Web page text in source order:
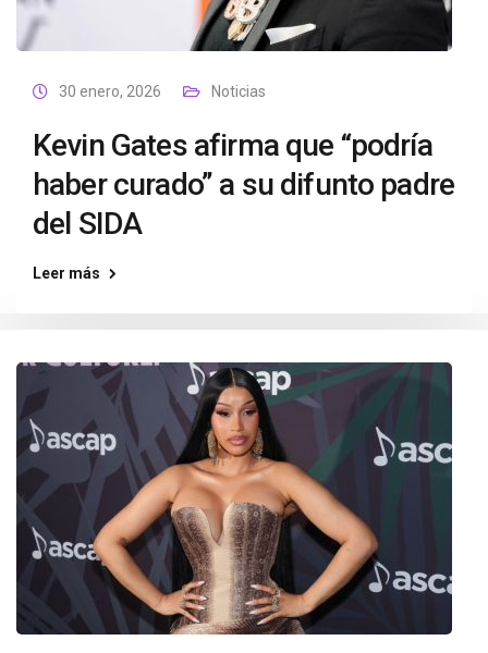
30 enero, 2026 Noticias
Kevin Gates afirma que “podría
haber curado” a su difunto padre
del SIDA
Leer más